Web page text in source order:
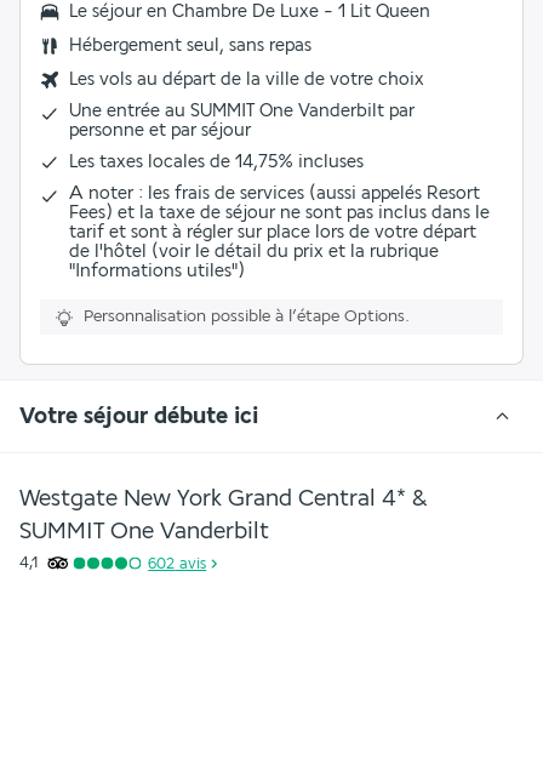
Le séjour en Chambre De Luxe - 1 Lit Queen
Hébergement seul, sans repas
Les vols au départ de la ville de votre choix
Une entrée au SUMMIT One Vanderbilt par
personne et par séjour
Les taxes locales de 14,75% incluses
A noter : les frais de services (aussi appelés Resort
Fees) et la taxe de séjour ne sont pas inclus dans le
tarif et sont à régler sur place lors de votre départ
de l'hôtel (voir le détail du prix et la rubrique
"Informations utiles")
Personnalisation possible à l’étape Options.
Votre séjour débute ici
Westgate New York Grand Central 4* &
SUMMIT One Vanderbilt
4,1 602 avis